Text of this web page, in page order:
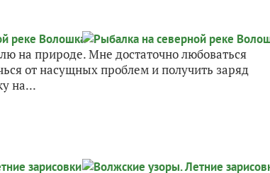
на природе. Мне достаточно любоваться
от насущных проблем и получить заряд
на...